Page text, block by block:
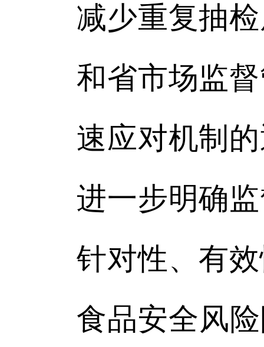
减少重复抽
和省市场监
速应对机制
进一步明确
针对性、有
食品安全风